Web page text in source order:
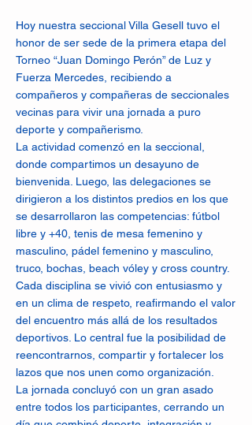
Hoy nuestra seccional Villa Gesell tuvo el
honor de ser sede de la primera etapa del
Torneo “Juan Domingo Perón” de Luz y
Fuerza Mercedes, recibiendo a
compañeros y compañeras de seccionales
vecinas para vivir una jornada a puro
deporte y compañerismo.
La actividad comenzó en la seccional,
donde compartimos un desayuno de
bienvenida. Luego, las delegaciones se
dirigieron a los distintos predios en los que
se desarrollaron las competencias: fútbol
libre y +40, tenis de mesa femenino y
masculino, pádel femenino y masculino,
truco, bochas, beach vóley y cross country.
Cada disciplina se vivió con entusiasmo y
en un clima de respeto, reafirmando el valor
del encuentro más allá de los resultados
deportivos. Lo central fue la posibilidad de
reencontrarnos, compartir y fortalecer los
lazos que nos unen como organización.
La jornada concluyó con un gran asado
entre todos los participantes, cerrando un